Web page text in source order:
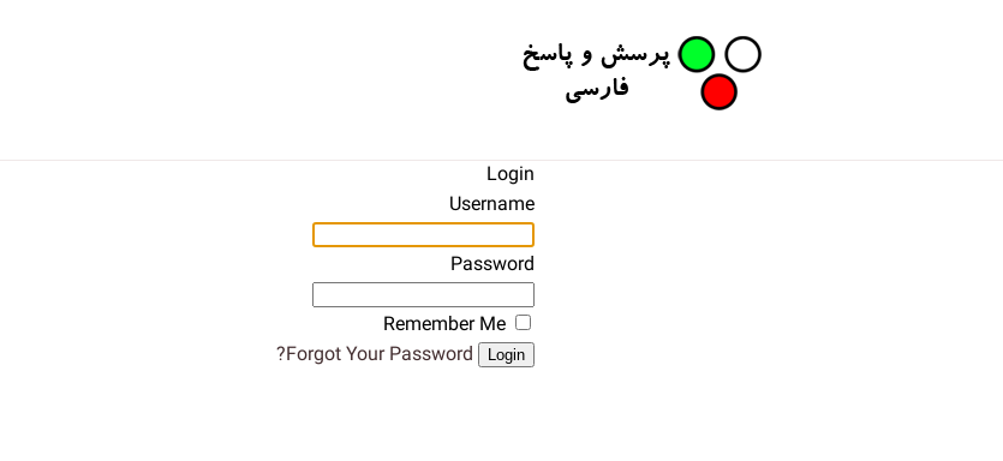
Login
Username
Password
Remember Me
Login
Forgot Your Password?